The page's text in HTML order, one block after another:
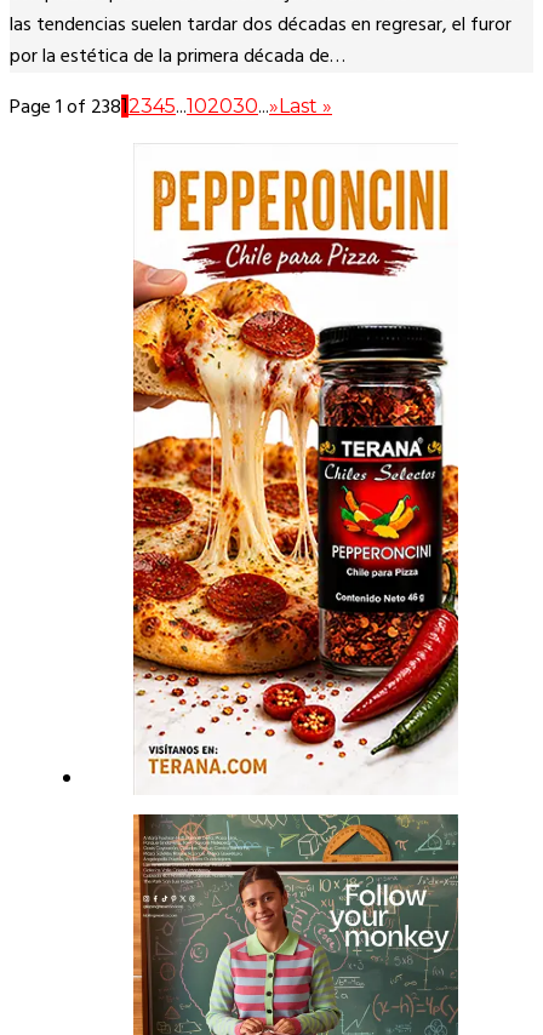
las tendencias suelen tardar dos décadas en regresar, el furor
por la estética de la primera década de…
Page 1 of 23812345...102030...»Last »